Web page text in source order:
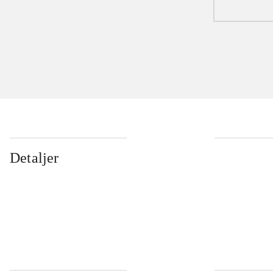
Detaljer